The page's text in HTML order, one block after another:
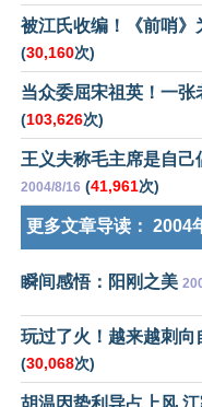
被江氏收编！《前哨》
(30,160次)
当众委屈宋祖英！一
(103,626次)
王义夫称毛主席是自
2004/8/16 (41,961次)
更多文章导读： 2004
瞬间感悟：阳刚之美
玩过了火！越来越刺向
(30,068次)
胡温因势利导占上风